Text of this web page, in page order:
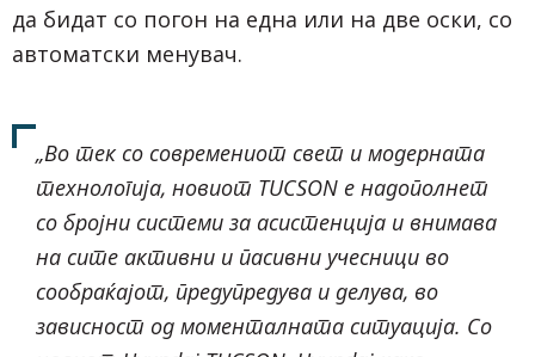
да бидат со погон на една или на две оски, со
автоматски менувач.
„Во тек со современиот свет и модерната
технологија, новиот TUCSON e надополнет
со бројни системи за асистенција и внимава
на сите активни и пасивни учесници во
сообраќајот, предупредува и делува, во
зависност од моменталната ситуација. Со